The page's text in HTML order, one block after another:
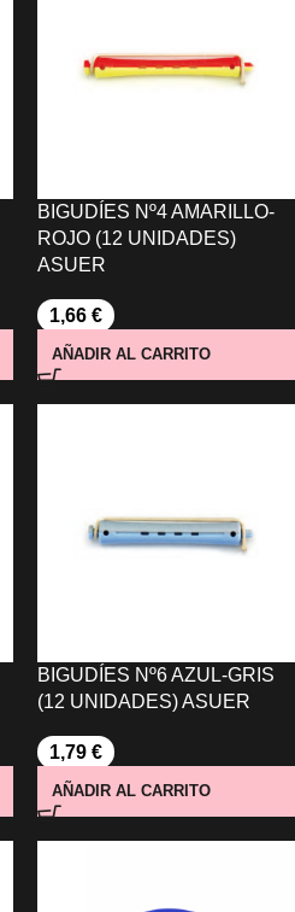
BIGUDÍES Nº4 AMARILLO-
ROJO (12 UNIDADES)
ASUER
1,66 €
AÑADIR AL CARRITO
BIGUDÍES Nº6 AZUL-GRIS
(12 UNIDADES) ASUER
1,79 €
AÑADIR AL CARRITO